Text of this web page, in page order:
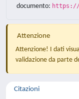
documento: https://
Attenzione
Attenzione! I dati
validazione da parte
Citazioni